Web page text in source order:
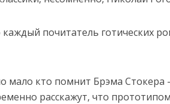
почитатель готических
мало кто помнит Брэма Стокера
расскажут, что